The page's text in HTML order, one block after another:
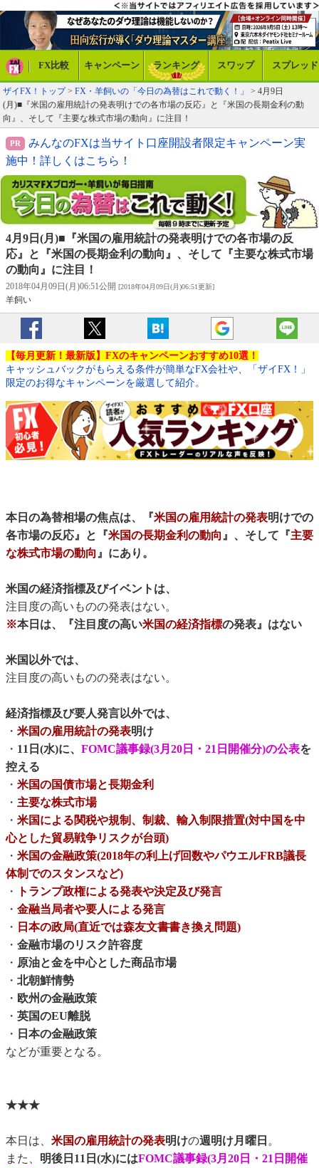
FX比較 キャンペーン ランキング スワップ スプレッド
ザイFX！トップ> FX・羊飼いの「今日の為替はこれで動く！」
> 4月9日
(月)■『米国の雇用統計の発表明けでの各市場の反応』と『米国の長期金利の動
向』、そして『主要な株式市場の動向』に注目！
みんなのFXは当サイト口座開設者限定キャンペーン実
施中！詳しくはこちら！
4月9日(月)■『米国の雇用統計の発表明けでの各市場の反
応』と『米国の長期金利の動向』、そして『主要な株式市場
の動向』に注目！
2018年04月09日(月)06:51公開 [2018年04月09日(月)06:51更新]
羊飼い
【毎月更新！最新版】FXのキャンペーンおすすめ10選！
キャッシュバックがもらえる条件が簡単なFX会社や、「ザイFX！」
限定のお得なキャンペーンを厳選して紹介。
本日の為替相場の焦点は、『米国の雇用統計の発表明けでの
各市場の反応』と『米国の長期金利の動向』、そして『主要
な株式市場の動向』にあり。
米国の経済指標及びイベントは、
注目度の高いものの発表はない。
※本日は、『注目度の高い米国の経済指標の発表』はない
米国以外では、
注目度の高いものの発表はない。
経済指標及び要人発言以外では、
・ 米国の雇用統計の発表明け
・ 11日(水)に、 FOMC議事録(3月20日・21日開催分)の公表を
控える
・ 米国の国債市場と長期金利
・ 主要な株式市場
・ 米国による関税や規制、制裁、輸入制限措置(対中国を中
心とした貿易戦争リスクが台頭)
・ 米国の金融政策(2018年の利上げ回数やパウエルFRB議長
体制でのスタンスなど)
・
トランプ政権による発表や決定及び発言
・ 金融当局者や要人による発言
・ 日本の政局(直近では森友文書書き換え問題)
・ 金融市場のリスク許容度
・ 原油と金を中心とした商品市場
・ 北朝鮮情勢
・ 欧州の金融政策
・ 英国のEU離脱
・ 日本の金融政策
などが重要となる。
★★★
本日は、 米国の雇用統計の発表明けの週明け月曜日 。
また、 明後日11日(水)にはFOMC議事録(3月20日・21日開催